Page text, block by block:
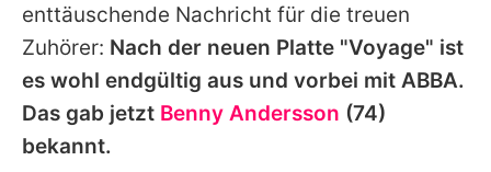
enttäuschende Nachricht für die treuen
Zuhörer: Nach der neuen Platte "Voyage" ist
es wohl endgültig aus und vorbei mit ABBA.
Das gab jetzt Benny Andersson (74)
bekannt.